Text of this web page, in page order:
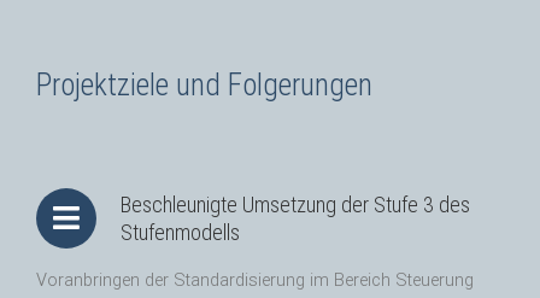
Projektziele und Folgerungen
Beschleunigte Umsetzung der Stufe 3 des
Stufenmodells
Voranbringen der Standardisierung im Bereich Steuerung